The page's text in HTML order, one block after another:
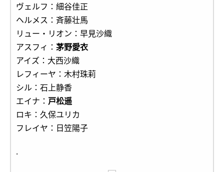
ヴェルフ：細谷佳正
ヘルメス：斉藤壮馬
リュー・リオン：早見沙織
アスフィ： 茅野愛衣
アイズ：大西沙織
レフィーヤ：木村珠莉
シル：石上静香
エイナ： 戸松遥
ロキ：久保ユリカ
フレイヤ：日笠陽子
.